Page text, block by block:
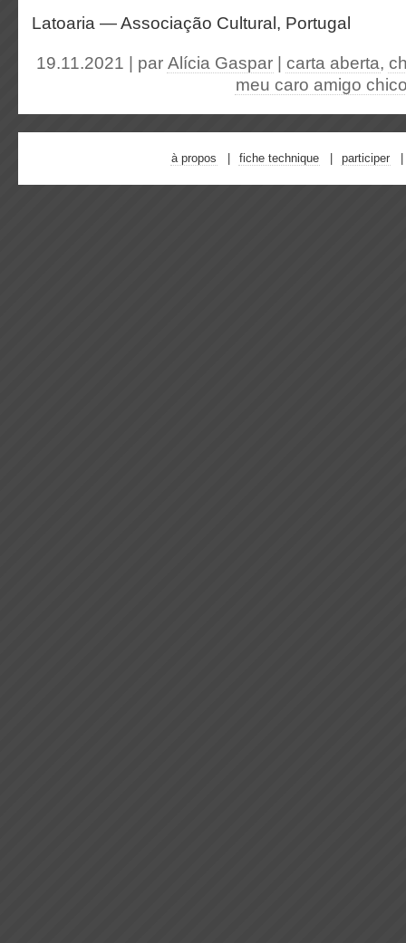
Latoaria — Associação Cultural, Portugal
19.11.2021 | par Alícia Gaspar carta aberta,
meu caro amigo
à propos fiche technique participer